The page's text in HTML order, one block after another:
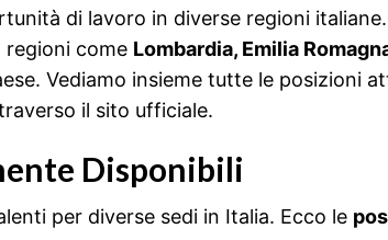
di lavoro in diverse regioni italiane.
come Lombardia, Emilia
Vediamo insieme tutte le posizioni
il sito ufficiale.
Disponibili
per diverse sedi in Italia. Ecco le